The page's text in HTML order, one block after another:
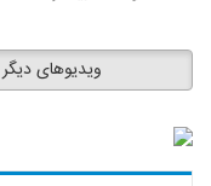
ویدیوهای دیگر